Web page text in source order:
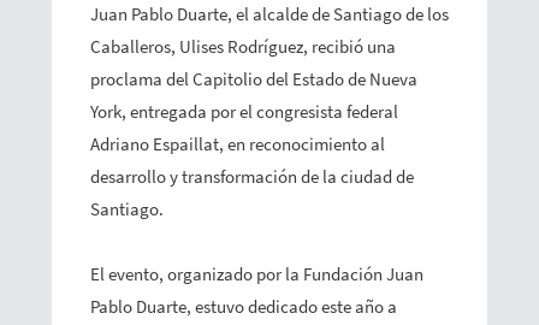
Juan Pablo Duarte, el alcalde de Santiago de los
Caballeros, Ulises Rodríguez, recibió una
proclama del Capitolio del Estado de Nueva
York, entregada por el congresista federal
Adriano Espaillat, en reconocimiento al
desarrollo y transformación de la ciudad de
Santiago.
El evento, organizado por la Fundación Juan
Pablo Duarte, estuvo dedicado este año a